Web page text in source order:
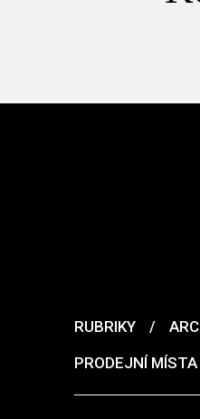
RUBRIKY /
PRODEJNÍ MÍSTA